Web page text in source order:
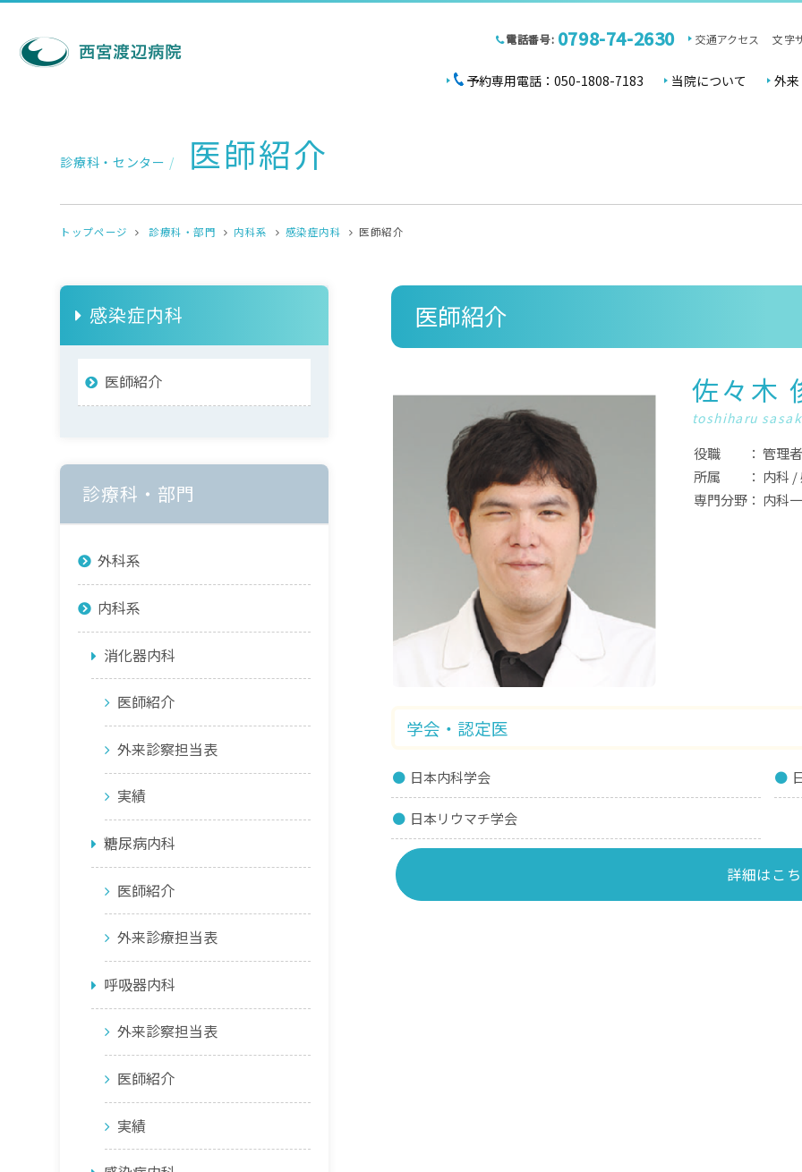
電話番号: 0798-74-2630 交通アクセス 文字
予約専用電話：050-1808-7183 当院について 外
診療科・センター / 医師紹介
トップページ 診療科・部門 内科系 感染症内科 医師紹介
医師紹介
佐々木
toshiharu
役職
管理
所属
内科 /
専門分野
内科
学会・認定医
日本内科学会
日本リウマチ学会
詳細はこ
感染症内科
医師紹介
診療科・部門
外科系
内科系
消化器内科
医師紹介
外来診察担当表
実績
糖尿病内科
医師紹介
外来診療担当表
呼吸器内科
外来診察担当表
医師紹介
実績